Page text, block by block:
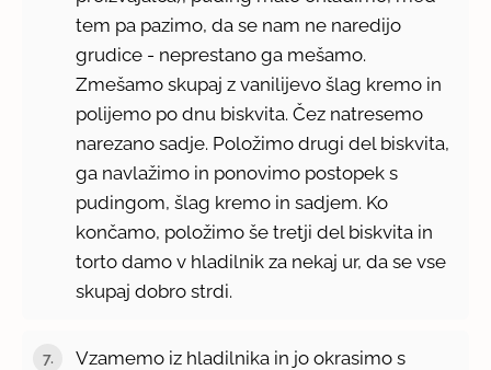
tem pa pazimo, da se nam ne naredijo
grudice - neprestano ga mešamo.
Zmešamo skupaj z vanilijevo šlag kremo in
polijemo po dnu biskvita. Čez natresemo
narezano sadje. Položimo drugi del biskvita,
ga navlažimo in ponovimo postopek s
pudingom, šlag kremo in sadjem. Ko
končamo, položimo še tretji del biskvita in
torto damo v hladilnik za nekaj ur, da se vse
skupaj dobro strdi.
Vzamemo iz hladilnika in jo okrasimo s